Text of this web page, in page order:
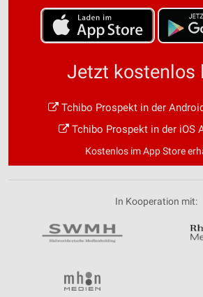
Jetzt kostenlos
Tchibo Prospekt in der
Tchibo Prospekt in der iOS
Kostenlos im App Store
In Kooperation mit: